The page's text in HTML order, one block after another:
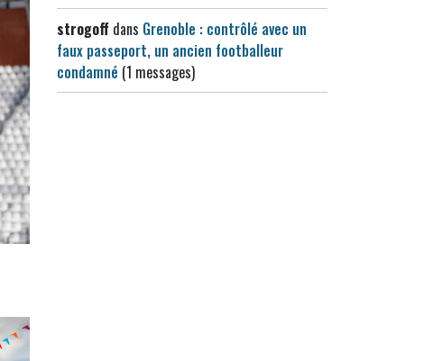
strogoff dans Grenoble : contrôlé avec un
faux passeport, un ancien footballeur
condamné (1 messages)